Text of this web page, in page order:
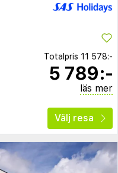
Totalpris 11 578:-
5 789:-
läs mer
Välj resa